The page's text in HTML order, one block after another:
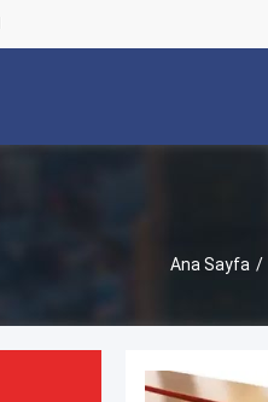
Ana Sayfa /